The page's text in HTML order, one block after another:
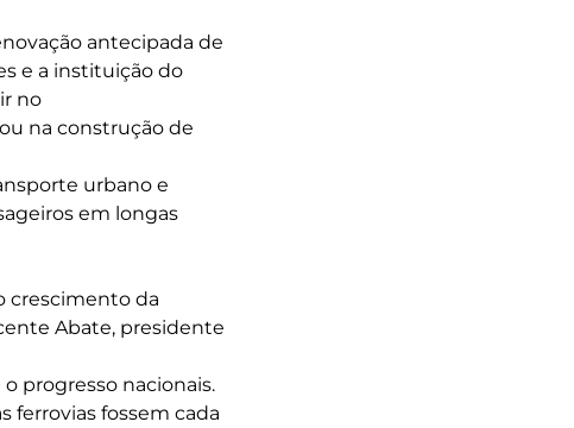
antecipada de
e a instituição do
no
na construção de
urbano e
em longas
crescimento da
Abate, presidente
progresso nacionais.
ferrovias fossem cada